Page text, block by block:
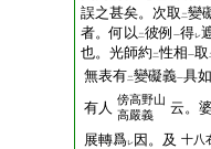
誤之甚矣。次取 二變
者。何以 二彼例 一得レ
也。光師約 二性相一取
無表有二變礙義一具如
有人 傍高野山
高嚴義
云。
展轉爲レ 因。及 十八